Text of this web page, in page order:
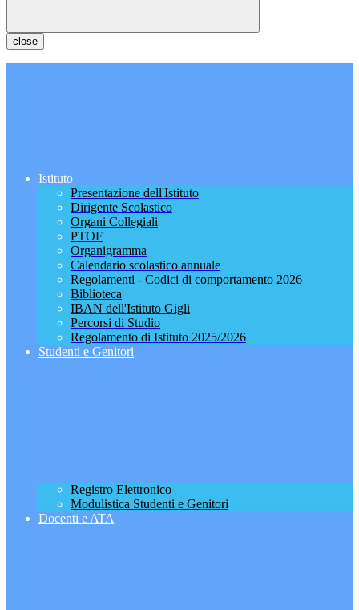
close
Istituto
Presentazione dell'Istituto
Dirigente Scolastico
Organi Collegiali
PTOF
Organigramma
Calendario scolastico annuale
Regolamenti - Codici di comportamento 2026
Biblioteca
IBAN dell'Istituto Gigli
Percorsi di Studio
Regolamento di Istituto 2025/2026
Studenti e Genitori
Registro Elettronico
Modulistica Studenti e Genitori
Docenti e ATA